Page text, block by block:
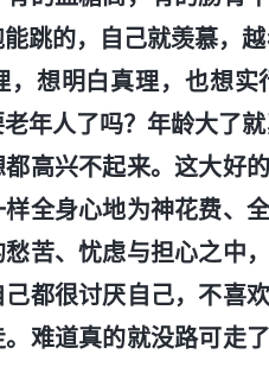
跳的，自己就羡慕，
，想明白真理，也想
年人了吗？年龄大了
高兴不起来。这大好
全身心地为神花费、
苦、忧虑与担心之中
己都很讨厌自己，不喜
难道真的就没路可走